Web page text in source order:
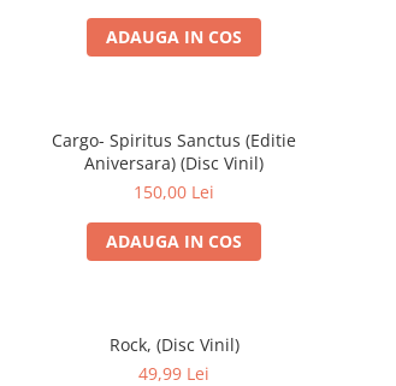
ADAUGA IN COS
Cargo- Spiritus Sanctus (Editie
Aniversara) (Disc Vinil)
150,00 Lei
ADAUGA IN COS
Rock, (Disc Vinil)
49,99 Lei